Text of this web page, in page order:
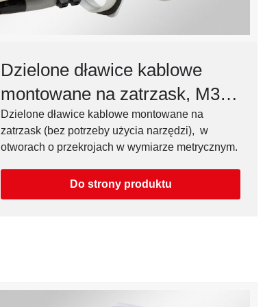
Dzielone dławice kablowe
montowane na zatrzask, M32-
M63, IP54
Dzielone dławice kablowe montowane na
zatrzask (bez potrzeby użycia narzędzi), w
otworach o przekrojach w wymiarze metrycznym.
Do strony produktu